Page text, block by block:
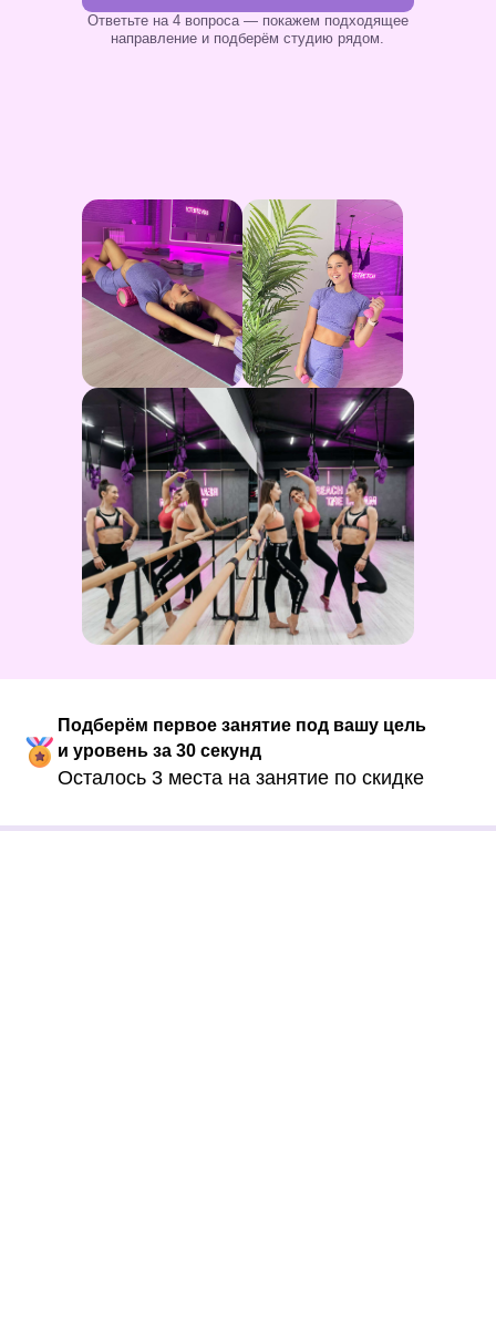
Ответьте на 4 вопроса — покажем подходящее
направление и подберём студию рядом.
Подберём первое занятие под вашу цель
и уровень за 30 секунд
Осталось 3 места на занятие по скидке